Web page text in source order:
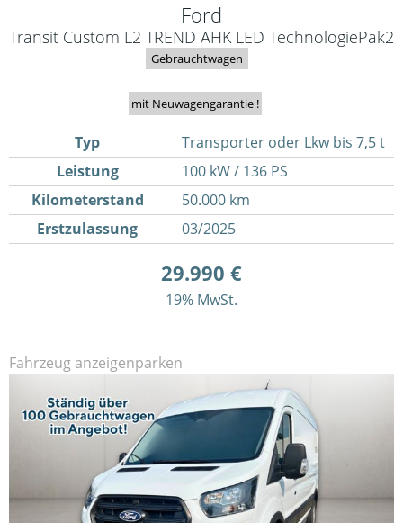
Ford
Transit Custom L2 TREND AHK LED TechnologiePak2
Gebrauchtwagen
mit Neuwagengarantie !
Typ
Transporter oder Lkw bis 7,5 t
Leistung
100 kW / 136 PS
Kilometerstand
50.000 km
Erstzulassung
03/2025
29.990 €
19% MwSt.
Fahrzeug anzeigenparken